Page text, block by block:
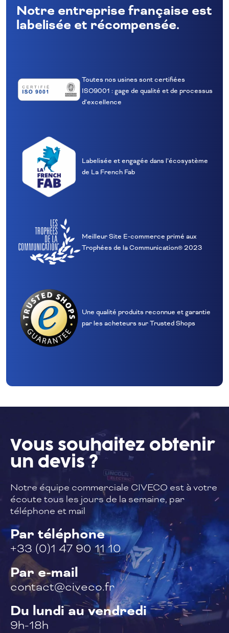
Notre entreprise française est
labelisée et récompensée.
Toutes nos usines sont certifiées
ISO9001 : gage de qualité et de processus
d’excellence
Labelisée et engagée dans l’écosystème
de La French Fab
Meilleur Site E‑commerce primé aux
Trophées de la Communication® 2023
Une qualité produits reconnue et garantie
par les acheteurs sur Trusted Shops
Vous souhaitez obtenir
un devis ?
Notre équipe commerciale CIVECO est àvotre
écoute tous les jours de la semaine, par
téléphone et mail
Par téléphone
+33 (0)1 47 90 11 10
Par e-mail
contact@civeco.fr
Du lundi au vendredi
9h-18h